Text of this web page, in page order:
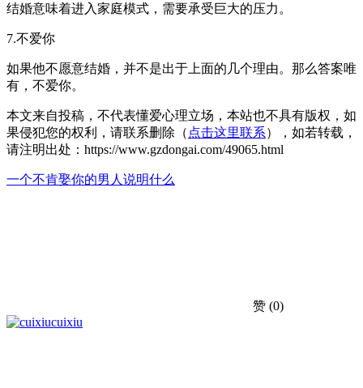
结婚意味着进入家庭模式，需要承受巨大的压力。
7.不爱你
如果他不愿意结婚，并不是出于上面的几个理由。那么答案唯
有，不爱你。
本文来自投稿，不代表懂爱心理立场，本站也不具有版权，如
果侵犯您的权利，请联系删除（ 点击这里联系），如若转载，
请注明出处：https://www.gzdongai.com/49065.html
一个不肯娶你的男人说明什么
赞 (0)
cuixiu